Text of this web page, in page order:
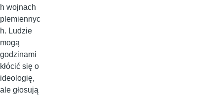
h wojnach
plemiennyc
h. Ludzie
mogą
godzinami
kłócić się o
ideologię,
ale głosują